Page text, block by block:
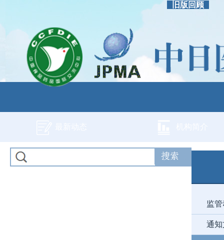
旧版回顾
监
通